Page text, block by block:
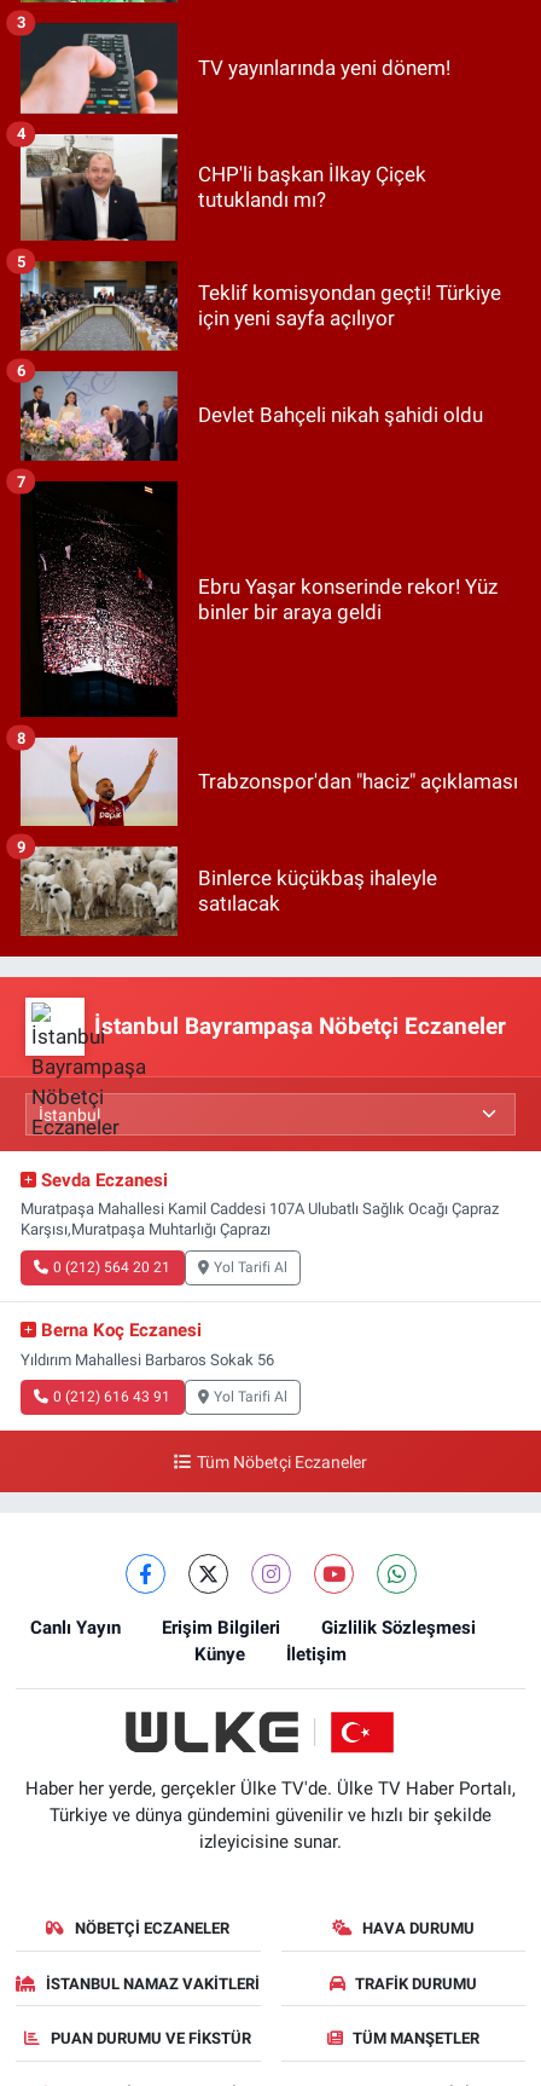
TV yayınlarında yeni dönem!
3
CHP'li başkan İlkay Çiçek
tutuklandı mı?
4
Teklif komisyondan geçti! Türkiye
için yeni sayfa açılıyor
5
Devlet Bahçeli nikah şahidi oldu
6
Ebru Yaşar konserinde rekor! Yüz
binler bir araya geldi
7
Trabzonspor'dan "haciz" açıklaması
8
Binlerce küçükbaş ihaleyle
satılacak
9
İstanbul Bayrampaşa Nöbetçi Eczaneler
Sevda Eczanesi
Muratpaşa Mahallesi Kamil Caddesi 107A Ulubatlı Sağlık Ocağı Çapraz
Karşısı,Muratpaşa Muhtarlığı Çaprazı
0 (212) 564 20 21 Yol Tarifi Al
Berna Koç Eczanesi
Yıldırım Mahallesi Barbaros Sokak 56
0 (212) 616 43 91 Yol Tarifi Al
Tüm Nöbetçi Eczaneler
Canlı Yayın Erişim Bilgileri
Gizlilik Sözleşmesi
Künye
İletişim
Haber her yerde, gerçekler Ülke TV'de. Ülke TV Haber Portalı,
Türkiye ve dünya gündemini güvenilir ve hızlı bir şekilde
izleyicisine sunar.
NÖBETÇI ECZANELER HAVA DURUMU
İSTANBUL NAMAZ VAKITLERI TRAFIK DURUMU
PUAN DURUMU VE FIKSTÜR TÜM MANŞETLER